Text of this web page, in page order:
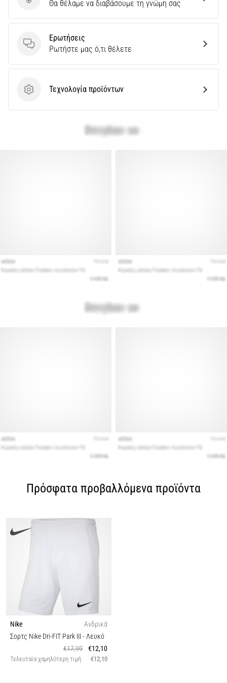
Μάθετε
συνίσταται…
Εμφάνιση
των
Στείλτε κριτική για το προϊόν
Θα θέλαμε να διαβάσουμε τη γνώμη σας
Ερωτήσεις
Ερωτήσεις
Ρωτήστε μας ό,τι θέλετε
Τεχνολογία προϊόντων
Τεχνολογία προϊόντων
Πρόσφατα προβαλλόμενα προϊόντα
Nike
Ανδρικά
Σορτς Nike Dri-FIT Park III- Λευκό
€17,99
€12,10
Τελευταία χαμηλότερη τιμή €12,10